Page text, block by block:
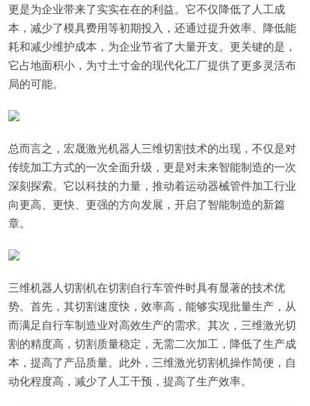
更是为企业带来了实实在在的利益。它不仅降低了人工成
本，减少了模具费用等初期投入，还通过提升效率、降低能
耗和减少维护成本，为企业节省了大量开支。更关键的是，
它占地面积小，为寸土寸金的现代化工厂提供了更多灵活布
局的可能。
总而言之，宏晟激光机器人三维切割技术的出现，不仅是对
传统加工方式的一次全面升级，更是对未来智能制造的一次
深刻探索。它以科技的力量，推动着运动器械管件加工行业
向更高、更快、更强的方向发展，开启了智能制造的新篇
章。
三维机器人切割机在切割自行车管件时具有显著的技术优
势。首先，其切割速度快，效率高，能够实现批量生产，从
而满足自行车制造业对高效生产的需求。其次，三维激光切
割的精度高，切割质量稳定，无需二次加工，降低了生产成
本，提高了产品质量。此外，三维激光切割机操作简便，自
动化程度高，减少了人工干预，提高了生产效率。